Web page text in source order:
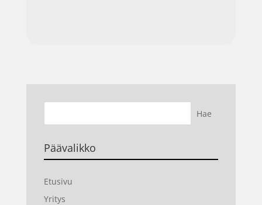
Päävalikko
Etusivu
Yritys